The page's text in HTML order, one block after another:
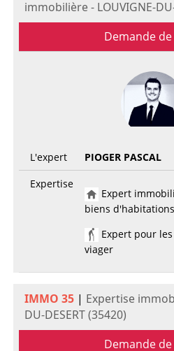
immobilière - LOUVIGNE-
Demande
L'expert
PIOGER PASCAL
Expertise
Expert
biens d'habitations
Expert pour
viager
IMMO 35| Expertise
DU-DESERT (35420)
Demande